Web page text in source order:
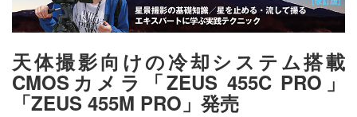
天体撮影向けの冷却システム搭載
CMOSカメラ「ZEUS 455C PRO」
「ZEUS 455M PRO」発売